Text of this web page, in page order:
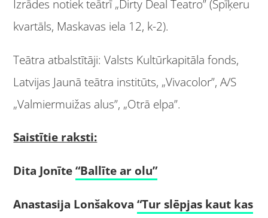
Izrādes notiek teātrī „Dirty Deal Teatro” (Spīķeru
kvartāls, Maskavas iela 12, k-2).
Teātra atbalstītāji: Valsts Kultūrkapitāla fonds,
Latvijas Jaunā teātra institūts, „Vivacolor”, A/S
„Valmiermuižas alus”, „Otrā elpa”.
Saistītie raksti:
Dita Jonīte“Ballīte ar olu”
Anastasija Lonšakova“Tur slēpjas kaut kas